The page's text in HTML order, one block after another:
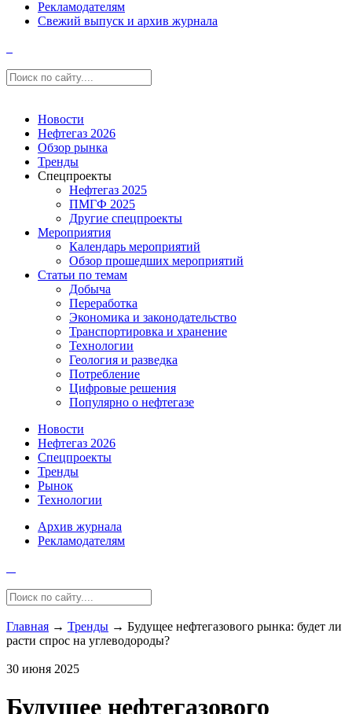
Рекламодателям
Свежий выпуск и архив журнала
Новости
Нефтегаз 2026
Обзор рынка
Тренды
Спецпроекты
Нефтегаз 2025
ПМГФ 2025
Другие спецпроекты
Мероприятия
Календарь мероприятий
Обзор прошедших мероприятий
Статьи по темам
Добыча
Переработка
Экономика и законодательство
Транспортировка и хранение
Технологии
Геология и разведка
Потребление
Цифровые решения
Популярно о нефтегазе
Новости
Нефтегаз 2026
Спецпроекты
Тренды
Рынок
Технологии
Архив журнала
Рекламодателям
Главная → Тренды → Будущее нефтегазового рынка: будет ли
расти спрос на углеводороды?
30 июня 2025
Будущее нефтегазового